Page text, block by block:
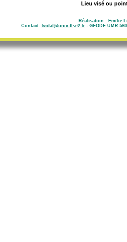
Lieu visé ou
Réalisation : Emilie
Contact: fvidal@univ-tlse2.fr- GEODE UMR